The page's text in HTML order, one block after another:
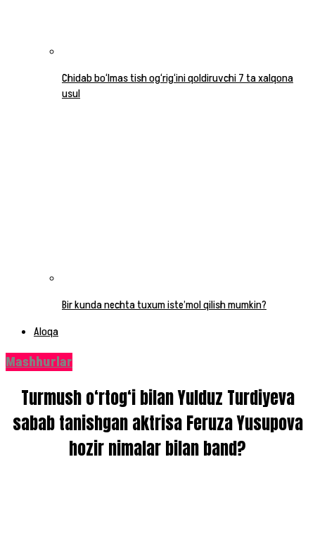
Chidab bo‘lmas tish og‘rig‘ini qoldiruvchi 7 ta xalqona
usul
Bir kunda nechta tuxum iste’mol qilish mumkin?
Aloqa
Mashhurlar
Turmush o‘rtog‘i bilan Yulduz Turdiyeva
sabab tanishgan aktrisa Feruza Yusupova
hozir nimalar bilan band?